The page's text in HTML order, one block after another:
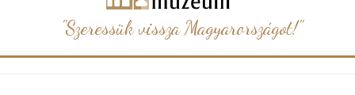
"Szeressük vissza Magyarországot!"